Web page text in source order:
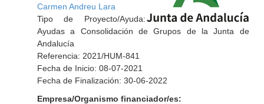
Carmen Andreu Lara
Tipo de Proyecto/Ayuda:
Ayudas a Consolidación de Grupos de la Junta de
Andalucía
Referencia: 2021/HUM-841
Fecha de Inicio: 08-07-2021
Fecha de Finalización: 30-06-2022
Empresa/Organismo financiador/es: